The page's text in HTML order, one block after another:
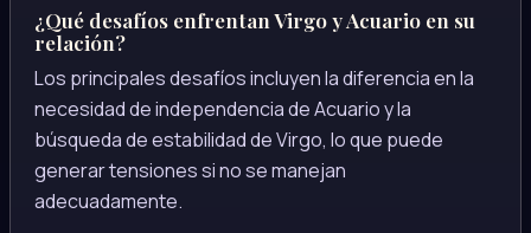
¿Qué desafíos enfrentan Virgo y Acuario en su
relación?
Los principales desafíos incluyen la diferencia en la
necesidad de independencia de Acuario y la
búsqueda de estabilidad de Virgo, lo que puede
generar tensiones si no se manejan
adecuadamente.